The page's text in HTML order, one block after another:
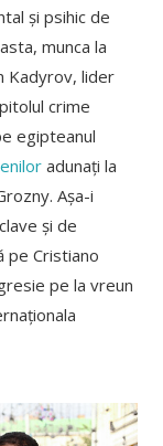
și psihic de
munca la
Kadyrov, lider
crime
egipteanul
adunați la
Așa-i
și de
pe Cristiano
pe la vreun